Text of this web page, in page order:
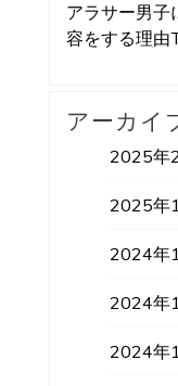
アラサー男子
容をする理由
アーカイ
2025年
2025年
2024年
2024年
2024年